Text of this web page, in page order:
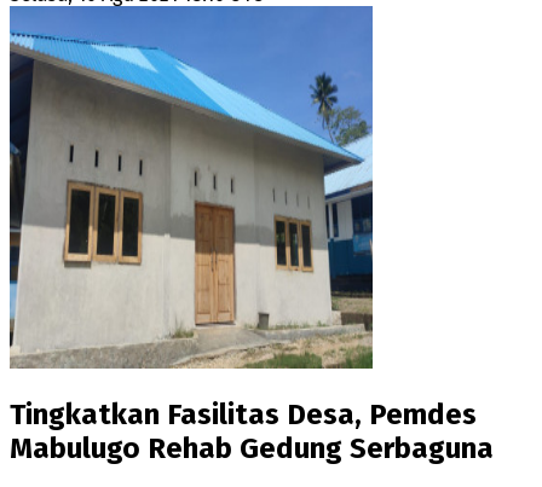
Tingkatkan Fasilitas Desa, Pemdes
Mabulugo Rehab Gedung Serbaguna